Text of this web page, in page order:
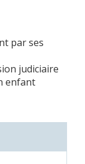
par ses
judiciaire
enfant